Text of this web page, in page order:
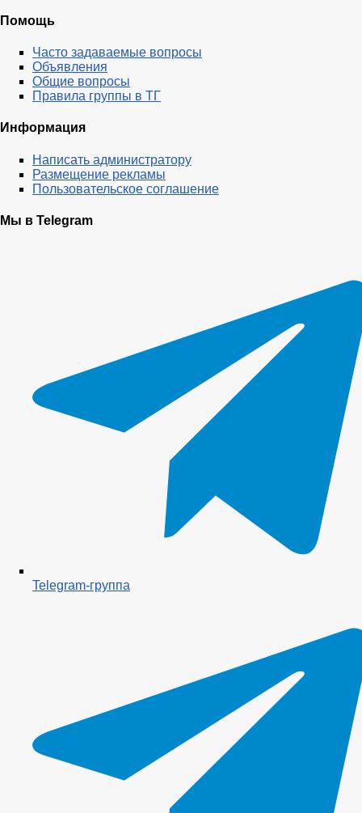
Помощь
Часто задаваемые вопросы
Объявления
Общие вопросы
Правила группы в ТГ
Информация
Написать администратору
Размещение рекламы
Пользовательское соглашение
Мы в Telegram
Telegram-группа